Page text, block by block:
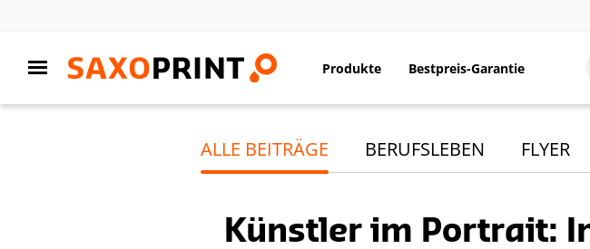
Produkte Bestpreis-Garantie
ALLE BEITRÄGE BERUFSLEBEN FLYER
Künstler im Portrait: